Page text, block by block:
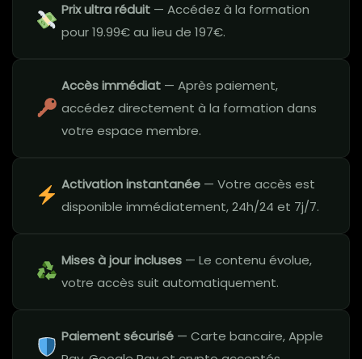
Prix ultra réduit — Accédez à la formation
pour 19.99€ au lieu de 197€.
Accès immédiat — Après paiement,
accédez directement à la formation dans
votre espace membre.
Activation instantanée — Votre accès est
disponible immédiatement, 24h/24 et 7j/7.
Mises à jour incluses — Le contenu évolue,
votre accès suit automatiquement.
Paiement sécurisé — Carte bancaire, Apple